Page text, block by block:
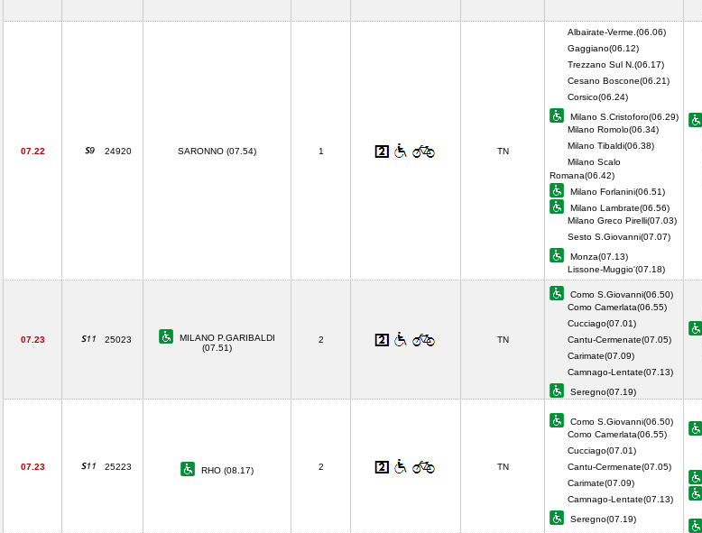
07.22 24920 SARONNO (07.54) 1 TN
Albairate-Verme.(06.06)
Gaggiano(06.12)
Trezzano Sul N.(06.17)
Cesano Boscone(06.21)
Corsico(06.24)
Milano S.Cristoforo(06.29)
Milano Romolo(06.34)
Milano Tibaldi(06.38)
Milano Scalo
Romana(06.42)
Milano Forlanini(06.51)
Milano Lambrate(06.56)
Milano Greco Pirelli(07.03)
Sesto S.Giovanni(07.07)
Monza(07.13)
Lissone-Muggio'(07.18)
07.23 25023
MILANO P.GARIBALDI
(07.51)
2 TN
Como S.Giovanni(06.50)
Como Camerlata(06.55)
Cucciago(07.01)
Cantu-Cermenate(07.05)
Carimate(07.09)
Camnago-Lentate(07.13)
Seregno(07.19)
07.23 25223 RHO (08.17) 2 TN
Como S.Giovanni(06.50)
Como Camerlata(06.55)
Cucciago(07.01)
Cantu-Cermenate(07.05)
Carimate(07.09)
Camnago-Lentate(07.13)
Seregno(07.19)